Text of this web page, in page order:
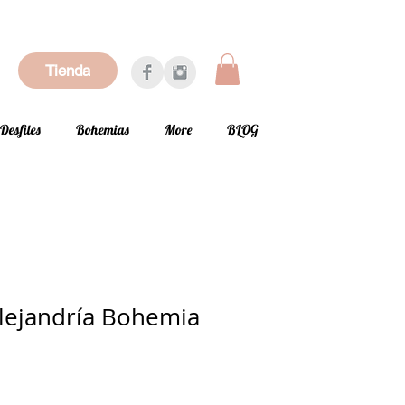
Tienda
Desfiles Bohemias More BLOG
Bohemia